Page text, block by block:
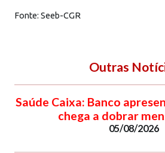
Fonte: Seeb-CGR
Outras
Saúde Caixa: Banco
chega a dobrar
05/08/2026